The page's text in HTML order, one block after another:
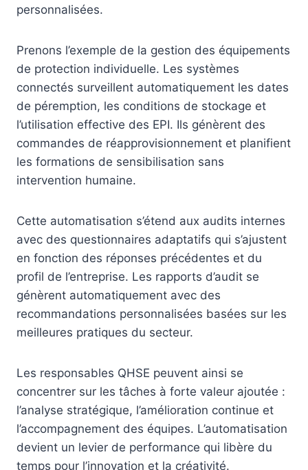
personnalisées.
Prenons l’exemple de la gestion des équipements
de protection individuelle. Les systèmes
connectés surveillent automatiquement les dates
de péremption, les conditions de stockage et
l’utilisation effective des EPI. Ils génèrent des
commandes de réapprovisionnement et planifient
les formations de sensibilisation sans
intervention humaine.
Cette automatisation s’étend aux audits internes
avec des questionnaires adaptatifs qui s’ajustent
en fonction des réponses précédentes et du
profil de l’entreprise. Les rapports d’audit se
génèrent automatiquement avec des
recommandations personnalisées basées sur les
meilleures pratiques du secteur.
Les responsables QHSE peuvent ainsi se
concentrer sur les tâches à forte valeur ajoutée :
l’analyse stratégique, l’amélioration continue et
l’accompagnement des équipes. L’automatisation
devient un levier de performance qui libère du
temps pour l’innovation et la créativité.